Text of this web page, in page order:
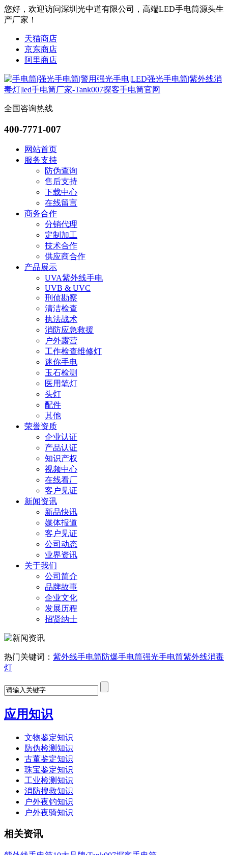
您好，欢迎访问深圳光中道有限公司，高端LED手电筒源头生
产厂家！
天猫商店
京东商店
阿里商店
全国咨询热线
400-7771-007
网站首页
服务支持
防伪查询
售后支持
下载中心
在线留言
商务合作
分销代理
定制加工
技术合作
供应商合作
产品展示
UVA紫外线手电
UVB & UVC
刑侦勘察
清洁检查
执法战术
消防应急救援
户外露营
工作检查维修灯
迷你手电
玉石检测
医用笔灯
头灯
配件
其他
荣誉资质
企业认证
产品认证
知识产权
视频中心
在线看厂
客户见证
新闻资讯
新品快讯
媒体报道
客户见证
公司动态
业界资讯
关于我们
公司简介
品牌故事
企业文化
发展历程
招贤纳士
热门关键词： 紫外线手电筒防爆手电筒强光手电筒紫外线消毒
灯
应用知识
文物鉴定知识
防伪检测知识
古董鉴定知识
珠宝鉴定知识
工业检测知识
消防搜救知识
户外夜钓知识
户外夜骑知识
相关资讯